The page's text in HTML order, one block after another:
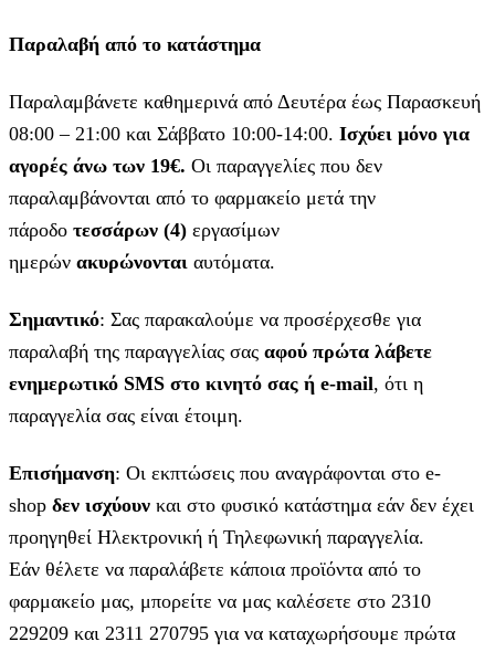
Παραλαβή από το κατάστημα
Παραλαμβάνετε καθημερινά από Δευτέρα έως Παρασκευή
08:00 – 21:00 και Σάββατο 10:00-14:00. Ισχύει μόνο για
αγορές άνω των 19€. Οι παραγγελίες που δεν
παραλαμβάνονται από το φαρμακείο μετά την
πάροδο τεσσάρων (4) εργασίμων
ημερών ακυρώνονται αυτόματα.
Σημαντικό: Σας παρακαλούμε να προσέρχεσθε για
παραλαβή της παραγγελίας σας αφού πρώτα λάβετε
ενημερωτικό SMS στο κινητό σας ή e-mail, ότι η
παραγγελία σας είναι έτοιμη.
Επισήμανση: Οι εκπτώσεις που αναγράφονται στο e-
shop δεν ισχύουν και στο φυσικό κατάστημα εάν δεν έχει
προηγηθεί Ηλεκτρονική ή Τηλεφωνική παραγγελία.
Εάν θέλετε να παραλάβετε κάποια προϊόντα από το
φαρμακείο μας, μπορείτε να μας καλέσετε στο 2310
229209 και 2311 270795 για να καταχωρήσουμε πρώτα